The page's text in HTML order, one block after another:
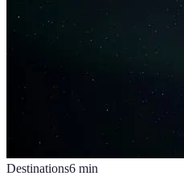
Destinations6 min